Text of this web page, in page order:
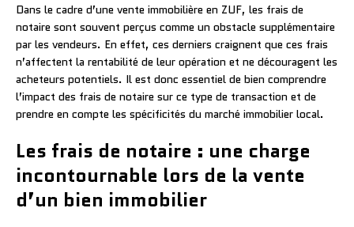
Dans le cadre d’une vente immobilière en ZUF, les frais de
notaire sont souvent perçus comme un obstacle supplémentaire
par les vendeurs. En effet, ces derniers craignent que ces frais
n’affectent la rentabilité de leur opération et ne découragent les
acheteurs potentiels. Il est donc essentiel de bien comprendre
l’impact des frais de notaire sur ce type de transaction et de
prendre en compte les spécificités du marché immobilier local.
Les frais de notaire : une charge
incontournable lors de la vente
d’un bien immobilier